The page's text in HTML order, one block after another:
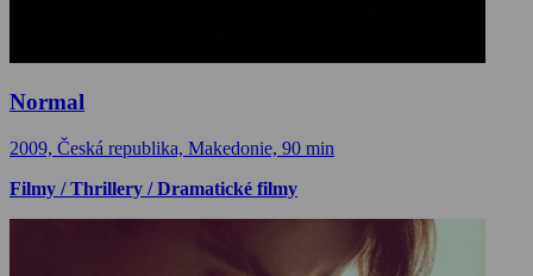
Normal
2009, Česká republika, Makedonie, 90 min
Filmy / Thrillery / Dramatické filmy